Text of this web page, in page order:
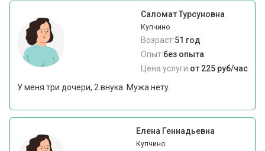
Саломат Турсуновна
Купчино
Возраст:51 год
Опыт:без опыта
Цена услуги:от 225 руб/час
У меня три дочери, 2 внука. Мужа нету.
Елена Геннадьевна
Купчино